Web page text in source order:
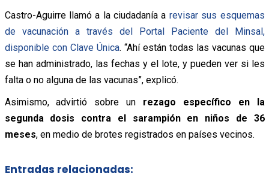
Castro-Aguirre llamó a la ciudadanía a revisar sus esquemas
de vacunación a través del Portal Paciente del Minsal,
disponible con Clave Única. “Ahí están todas las vacunas que
se han administrado, las fechas y el lote, y pueden ver si les
falta o no alguna de las vacunas”, explicó.
Asimismo, advirtió sobre un rezago específico en la
segunda dosis contra el sarampión en niños de 36
meses, en medio de brotes registrados en países vecinos.
Entradas relacionadas: